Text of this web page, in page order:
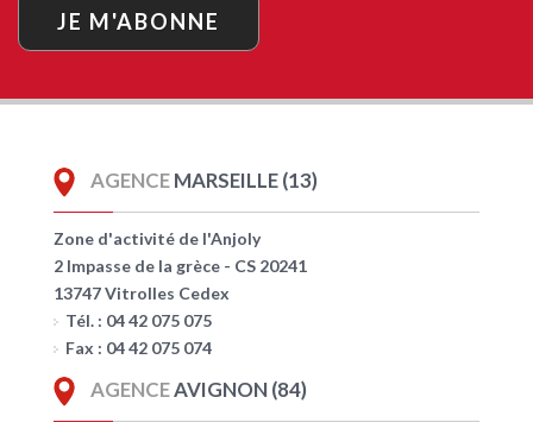
JE M'ABONNE
AGENCEMARSEILLE (13)
Zone d'activité de l'Anjoly
2 Impasse de la grèce - CS 20241
13747 Vitrolles Cedex
Tél. : 04 42 075 075
Fax : 04 42 075 074
AGENCEAVIGNON (84)